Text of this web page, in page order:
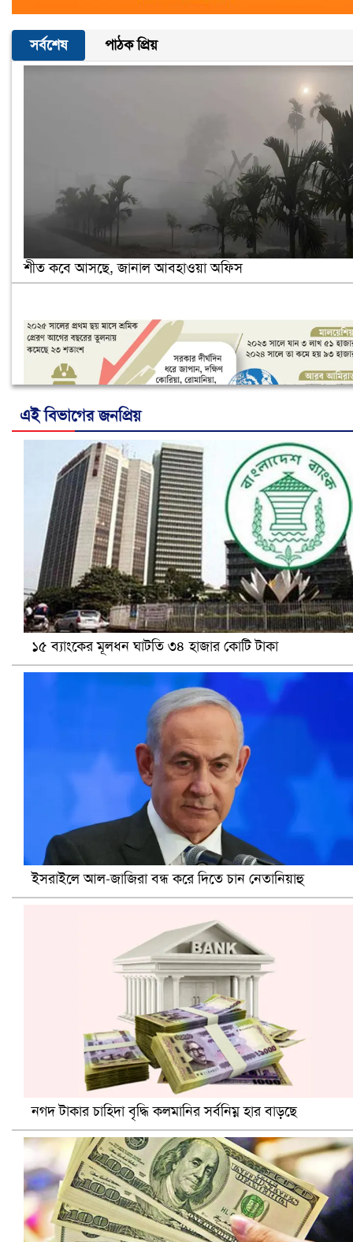
সর্বশেষ পাঠক প্রিয়
শীত কবে আসছে, জানাল আবহাওয়া অফিস
নানা সংকটে রিক্রুটিং এজেন্সি, হুমকির মুখে শ্রম রপ্তানি
খুলনায় বিএনপি অফিসে গুলি-বোমা হামলা, নিহত ১
প্রোটিয়াদের হারিয়ে বিশ্বকাপের শিরোপা ঘরে তুলল ভারত
সৌদিতে ব্যাপক ধরপাকড়, এক সপ্তাহেই ২১ হাজারের বেশি
এই বিভাগের জনপ্রিয়
১৫ ব্যাংকের মূলধন ঘাটতি ৩৪ হাজার কোটি টাকা
ইসরাইলে আল-জাজিরা বন্ধ করে দিতে চান নেতানিয়াহু
নগদ টাকার চাহিদা বৃদ্ধি কলমানির সর্বনিম্ন হার বাড়ছে